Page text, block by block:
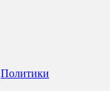
Политики